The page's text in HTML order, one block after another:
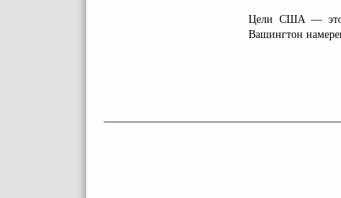
Цели США — это
Вашингтон